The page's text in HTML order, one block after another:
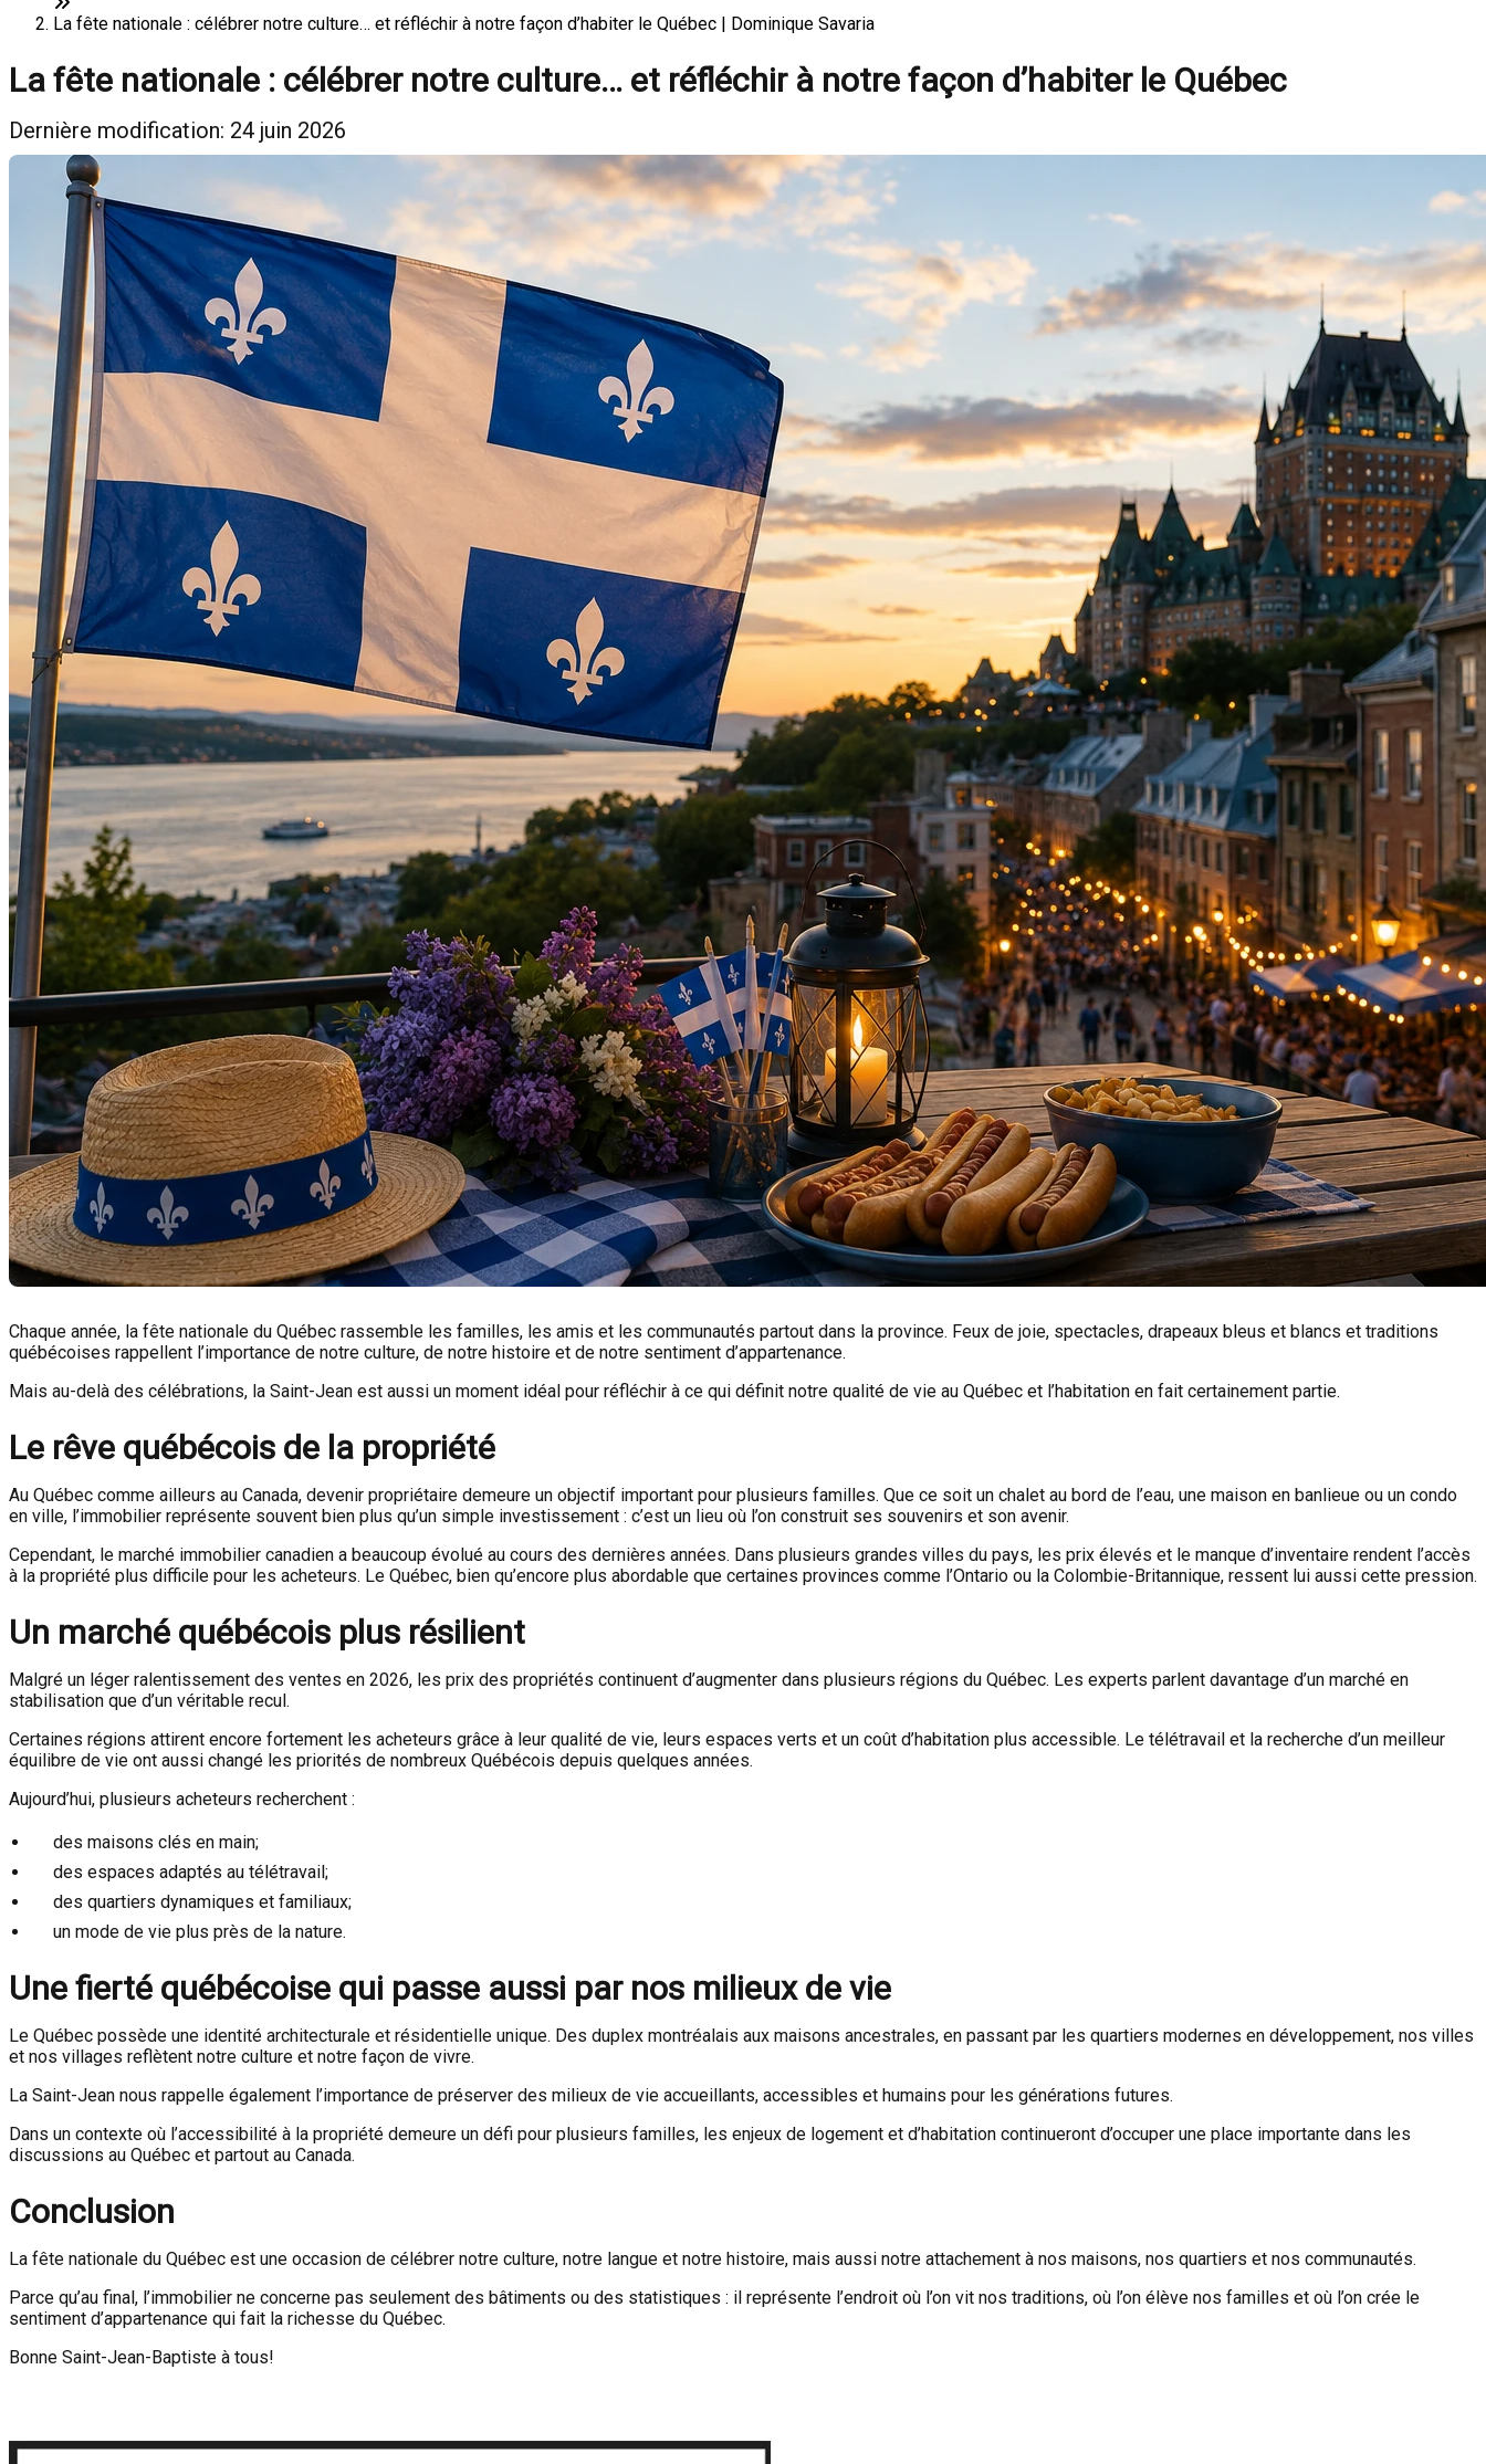
La fête nationale : célébrer notre culture… et réfléchir à notre façon d’habiter le Québec | Dominique Savaria
La fête nationale : célébrer notre culture… et réfléchir à notre façon d’habiter le Québec
Dernière modification: 24 juin 2026
Chaque année, la fête nationale du Québec rassemble les familles, les amis et les communautés partout dans la province. Feux de joie, spectacles, drapeaux bleus et blancs et traditions
québécoises rappellent l’importance de notre culture, de notre histoire et de notre sentiment d’appartenance.
Mais au-delà des célébrations, la Saint-Jean est aussi un moment idéal pour réfléchir à ce qui définit notre qualité de vie au Québec et l’habitation en fait certainement partie.
Le rêve québécois de la propriété
Au Québec comme ailleurs au Canada, devenir propriétaire demeure un objectif important pour plusieurs familles. Que ce soit un chalet au bord de l’eau, une maison en banlieue ou un condo
en ville, l’immobilier représente souvent bien plus qu’un simple investissement : c’est un lieu où l’on construit ses souvenirs et son avenir.
Cependant, le marché immobilier canadien a beaucoup évolué au cours des dernières années. Dans plusieurs grandes villes du pays, les prix élevés et le manque d’inventaire rendent l’accès
à la propriété plus difficile pour les acheteurs. Le Québec, bien qu’encore plus abordable que certaines provinces comme l’Ontario ou la Colombie-Britannique, ressent lui aussi cette pression.
Un marché québécois plus résilient
Malgré un léger ralentissement des ventes en 2026, les prix des propriétés continuent d’augmenter dans plusieurs régions du Québec. Les experts parlent davantage d’un marché en
stabilisation que d’un véritable recul.
Certaines régions attirent encore fortement les acheteurs grâce à leur qualité de vie, leurs espaces verts et un coût d’habitation plus accessible. Le télétravail et la recherche d’un meilleur
équilibre de vie ont aussi changé les priorités de nombreux Québécois depuis quelques années.
Aujourd’hui, plusieurs acheteurs recherchent :
des maisons clés en main;
des espaces adaptés au télétravail;
des quartiers dynamiques et familiaux;
un mode de vie plus près de la nature.
Une fierté québécoise qui passe aussi par nos milieux de vie
Le Québec possède une identité architecturale et résidentielle unique. Des duplex montréalais aux maisons ancestrales, en passant par les quartiers modernes en développement, nos villes
et nos villages reflètent notre culture et notre façon de vivre.
La Saint-Jean nous rappelle également l’importance de préserver des milieux de vie accueillants, accessibles et humains pour les générations futures.
Dans un contexte où l’accessibilité à la propriété demeure un défi pour plusieurs familles, les enjeux de logement et d’habitation continueront d’occuper une place importante dans les
discussions au Québec et partout au Canada.
Conclusion
La fête nationale du Québec est une occasion de célébrer notre culture, notre langue et notre histoire, mais aussi notre attachement à nos maisons, nos quartiers et nos communautés.
Parce qu’au final, l’immobilier ne concerne pas seulement des bâtiments ou des statistiques : il représente l’endroit où l’on vit nos traditions, où l’on élève nos familles et où l’on crée le
sentiment d’appartenance qui fait la richesse du Québec.
Bonne Saint-Jean-Baptiste à tous!